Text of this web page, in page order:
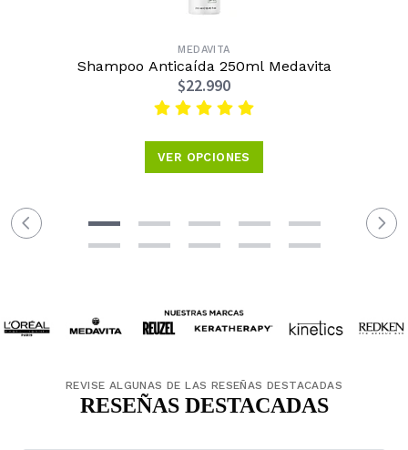
MEDAVITA
Shampoo Anticaída 250ml Medavita
$22.990
VER OPCIONES
REVISE ALGUNAS DE LAS RESEÑAS DESTACADAS
RESEÑAS DESTACADAS